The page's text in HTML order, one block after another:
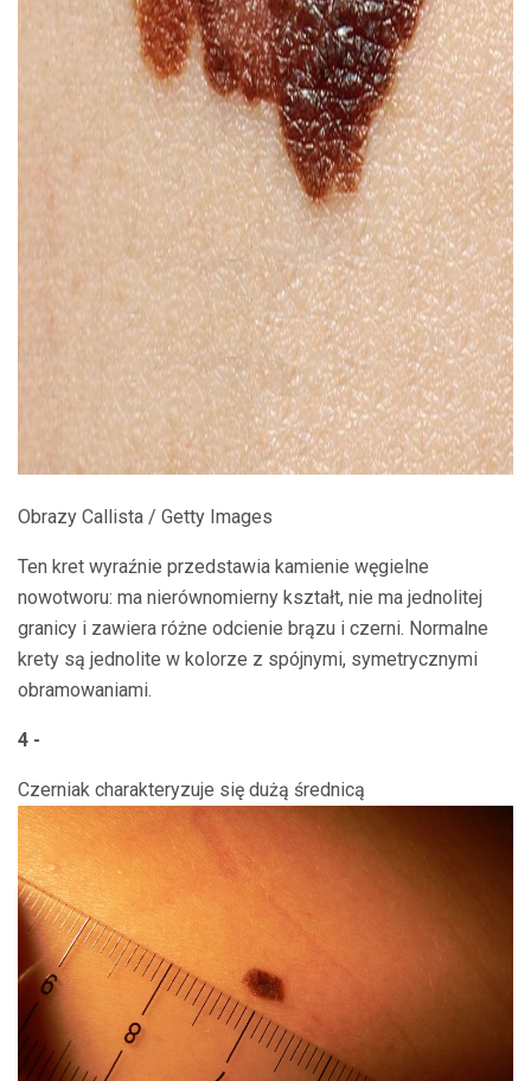
ad
Obrazy Callista / Getty Images
Ten kret wyraźnie przedstawia kamienie węgielne
nowotworu: ma nierównomierny kształt, nie ma jednolitej
granicy i zawiera różne odcienie brązu i czerni. Normalne
krety są jednolite w kolorze z spójnymi, symetrycznymi
obramowaniami.
4 -
Czerniak charakteryzuje się dużą średnicą